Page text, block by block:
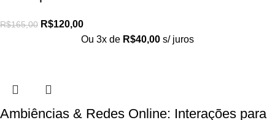
R$165,00 R$120,00
Ou 3x de R$40,00 s/ juros
Ambiências & Redes Online: Interações para